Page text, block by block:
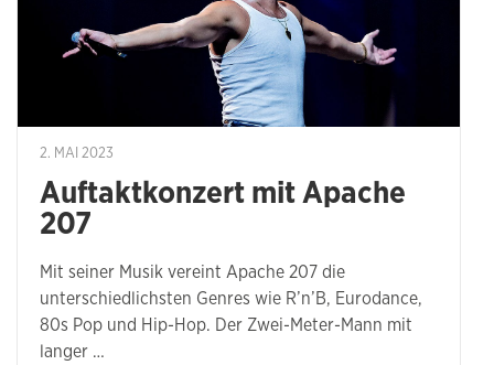
2. MAI 2023
Auftaktkonzert mit Apache
207
Mit seiner Musik vereint Apache 207 die
unterschiedlichsten Genres wie R’n’B, Eurodance,
80s Pop und Hip-Hop. Der Zwei-Meter-Mann mit
langer …